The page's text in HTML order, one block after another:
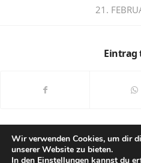
21.
Eintrag
Wir verwenden Cookies, um dir
unserer Website zu bieten.
In den Einstellungen kannst du